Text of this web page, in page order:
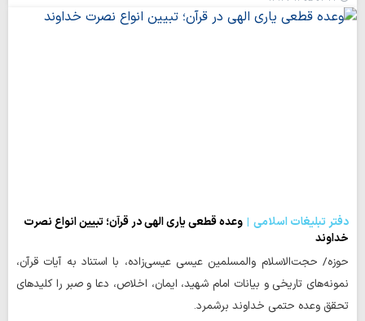
دفتر تبلیغات اسلامی
وعده قطعی یاری الهی در قرآن؛ تبیین انواع نصرت
خداوند
حوزه/ حجت‌الاسلام والمسلمین عیسی عیسی‌زاده، با استناد به آیات قرآن،
نمونه‌های تاریخی و بیانات امام شهید، ایمان، اخلاص، دعا و صبر را کلیدهای
تحقق وعده حتمی خداوند برشمرد.